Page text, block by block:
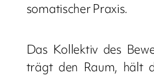
somatischer Praxis.
Das Kollektiv des
trägt den Raum, hält